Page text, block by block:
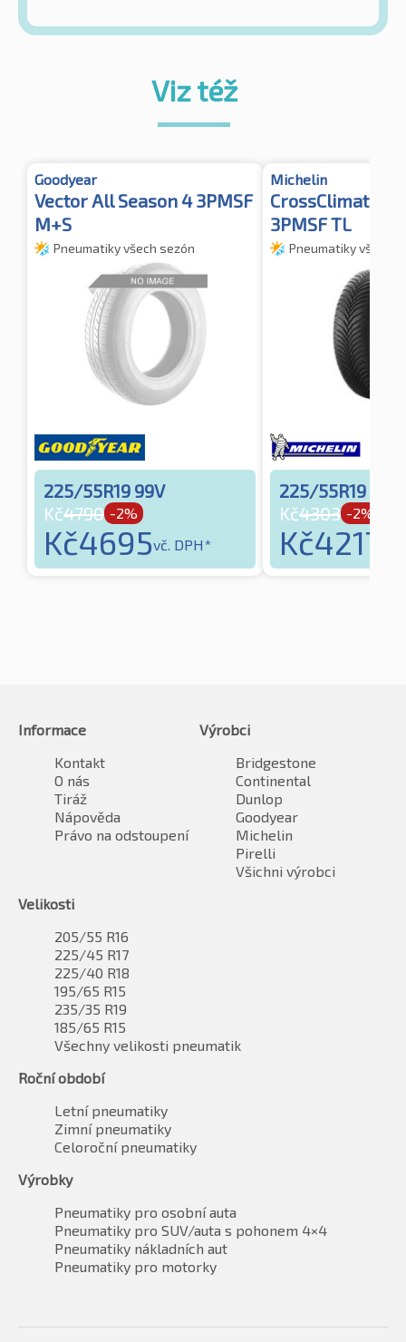
Viz též
Goodyear
Vector All Season 4 3PMSF
M+S
Pneumatiky všech sezón
225/55R19 99V
Kč4790 -2%
Kč4695vč. DPH*
Michelin
CrossClimate 2
3PMSF TL
Pneumatiky všech
225/55R19 99V
Kč4303 -2%
Kč4217
Informace
Kontakt
O nás
Tiráž
Nápověda
Právo na odstoupení
Výrobci
Bridgestone
Continental
Dunlop
Goodyear
Michelin
Pirelli
Všichni výrobci
Velikosti
205/55 R16
225/45 R17
225/40 R18
195/65 R15
235/35 R19
185/65 R15
Všechny velikosti pneumatik
Roční období
Letní pneumatiky
Zimní pneumatiky
Celoroční pneumatiky
Výrobky
Pneumatiky pro osobní auta
Pneumatiky pro SUV/auta s pohonem 4×4
Pneumatiky nákladních aut
Pneumatiky pro motorky